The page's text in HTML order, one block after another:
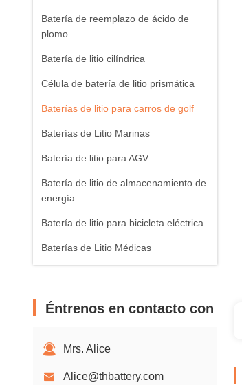
Batería de reemplazo de ácido de
plomo
Batería de litio cilíndrica
Célula de batería de litio prismática
Baterías de litio para carros de golf
Baterías de Litio Marinas
Batería de litio para AGV
Batería de litio de almacenamiento de
energía
Batería de litio para bicicleta eléctrica
Baterías de Litio Médicas
Éntrenos en contacto con
Mrs. Alice
Alice@thbattery.com